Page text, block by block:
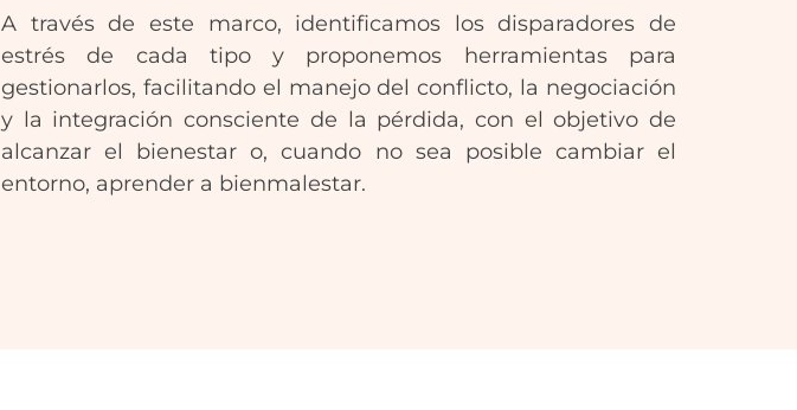
A través de este marco, identificamos los disparadores de
estrés de cada tipo y proponemos herramientas para
gestionarlos, facilitando el manejo del conflicto, la negociación
y la integración consciente de la pérdida, con el objetivo de
alcanzar el bienestar o, cuando no sea posible cambiar el
entorno, aprender a bienmalestar.